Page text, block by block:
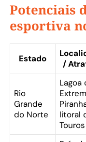
Potenciais
esportiva
Estado
/
Rio
Grande
do Norte
Lagoa
litoral
Touros